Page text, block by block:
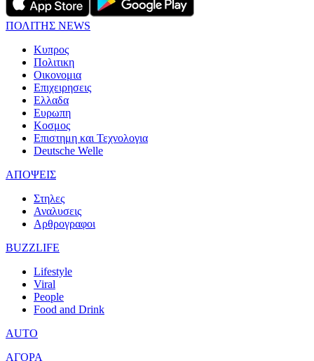
ΠΟΛΙΤΗΣ NEWS
Κυπρος
Πολιτικη
Οικονομια
Επιχειρησεις
Ελλαδα
Ευρωπη
Κοσμος
Επιστημη και Τεχνολογια
Deutsche Welle
ΑΠΟΨΕΙΣ
Στηλες
Αναλυσεις
Αρθρογραφοι
BUZZLIFE
Lifestyle
Viral
People
Food and Drink
AUTO
ΑΓΟΡΑ